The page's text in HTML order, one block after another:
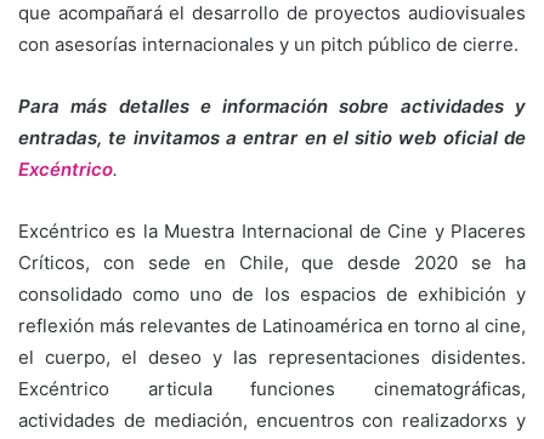
que acompañará el desarrollo de proyectos audiovisuales
con asesorías internacionales y un pitch público de cierre.
Para más detalles e información sobre actividades y
entradas, te invitamos a entrar en el sitio web oficial de
Excéntrico.
Excéntrico es la Muestra Internacional de Cine y Placeres
Críticos, con sede en Chile, que desde 2020 se ha
consolidado como uno de los espacios de exhibición y
reflexión más relevantes de Latinoamérica en torno al cine,
el cuerpo, el deseo y las representaciones disidentes.
Excéntrico articula funciones cinematográficas,
actividades de mediación, encuentros con realizadorxs y